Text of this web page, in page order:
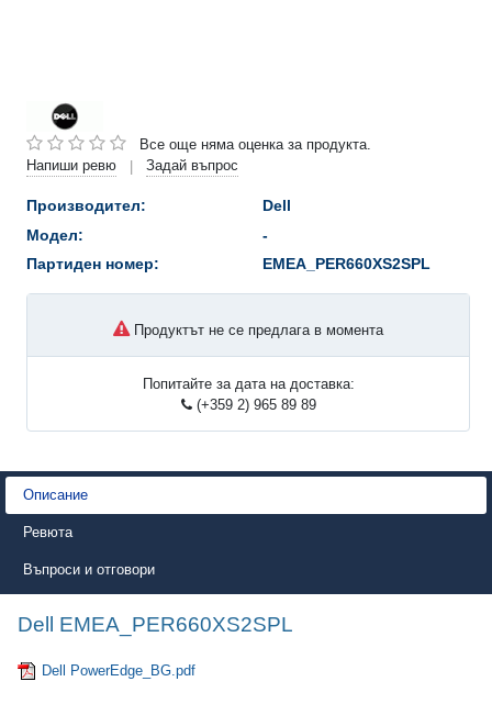
Все още няма оценка за продукта.
Напиши ревю
| Задай въпрос
Производител:
Dell
Модел:
-
Партиден номер:
EMEA_PER660XS2SPL
Продуктът не се предлага в момента
Попитайте за дата на доставка:
(+359 2) 965 89 89
Описание
Ревюта
Въпроси и отговори
Dell EMEA_PER660XS2SPL
Dell PowerEdge_BG.pdf